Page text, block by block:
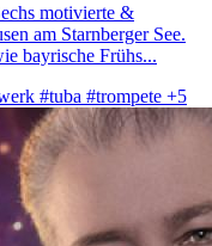
motivierte &
am Starnberger See.
bayrische Frühs...
#tuba #trompete +5